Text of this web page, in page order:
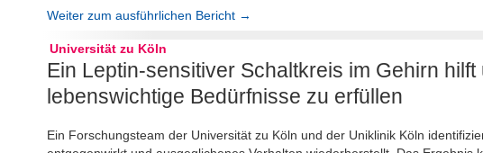
Weiter zum ausführlichen Bericht →
Universität zu Köln
Ein Leptin-sensitiver Schaltkreis im Gehirn
lebenswichtige Bedürfnisse zu erfüllen
Ein Forschungsteam der Universität zu Köln und der Uniklinik Köln